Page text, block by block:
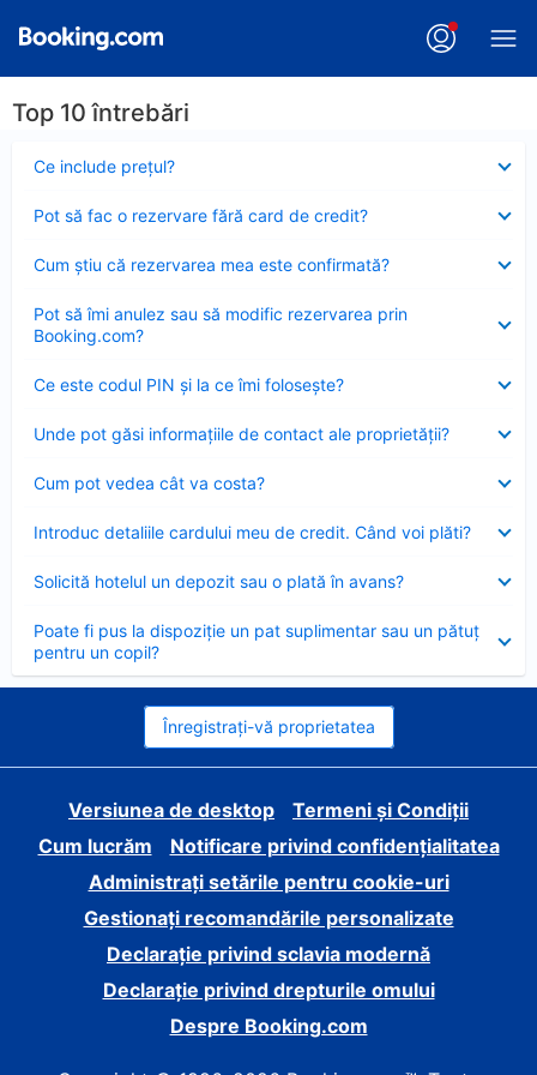
Top 10 întrebări
Ce include preţul?
închis
Pot să fac o rezervare fără card de credit?
închis
Cum ştiu că rezervarea mea este confirmată?
închis
Pot să îmi anulez sau să modific rezervarea prin
Booking.com?
închis
Ce este codul PIN şi la ce îmi foloseşte?
închis
Unde pot găsi informațiile de contact ale proprietății?
închis
Cum pot vedea cât va costa?
închis
Introduc detaliile cardului meu de credit. Când voi plăti?
închis
Solicită hotelul un depozit sau o plată în avans?
închis
Poate fi pus la dispoziție un pat suplimentar sau un pătuț
pentru un copil?
închis
Înregistrați-vă proprietatea
Versiunea de desktop
Termeni și Condiții
Cum lucrăm
Notificare privind confidențialitatea
Administrați setările pentru cookie-uri
Gestionați recomandările personalizate
Declarație privind sclavia modernă
Declarație privind drepturile omului
Despre Booking.com